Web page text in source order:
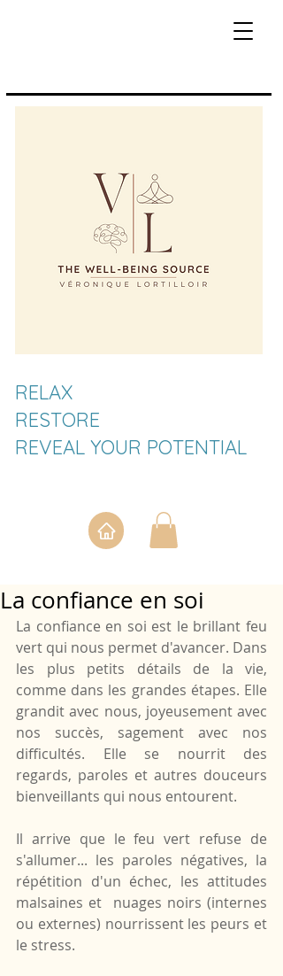
RELAX
RESTORE
REVEAL YOUR POTENTIAL
La confiance en soi
La confiance en soi est le brillant feu
vert qui nous permet d'avancer. Dans
les plus petits détails de la vie,
comme dans les grandes étapes. Elle
grandit avec nous, joyeusement avec
nos succès, sagement avec nos
difficultés. Elle se nourrit des
regards, paroles et autres douceurs
bienveillants qui nous entourent.
Il arrive que le feu vert refuse de
s'allumer... les paroles négatives, la
répétition d'un échec, les attitudes
malsaines et  nuages noirs (internes
ou externes) nourrissent les peurs et
le stress.